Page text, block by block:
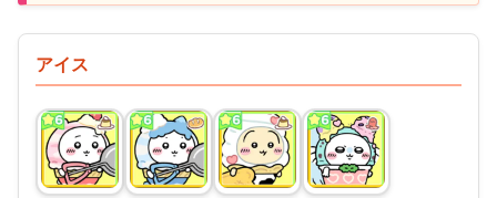
アイス